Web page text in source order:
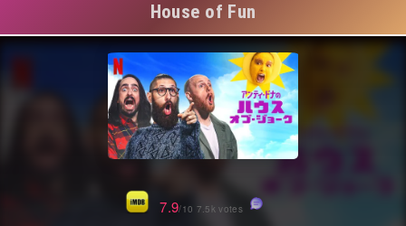
海外映画
国内TV番組・ドラマ
国内映画
アジアTV番組・ドラマ
アニメ
Netflix 人気ランキング
Netflix 全作品ラインナップ
Netflix配信作品カスタム検索
トレンド
Netflix・VOD総合News
House of Fun
7.9/10 7.5k votes